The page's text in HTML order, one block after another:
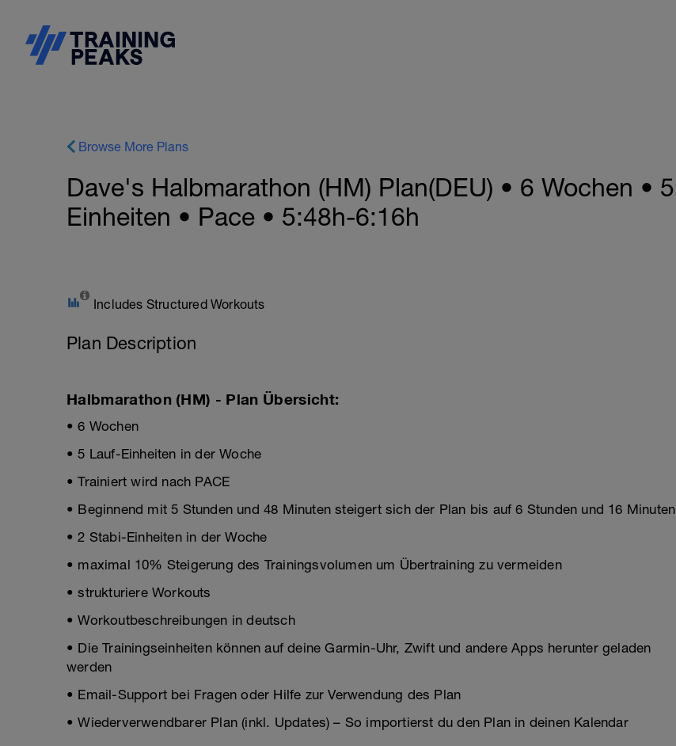
Browse More Plans
Dave's Halbmarathon (HM) Plan(DEU) • 6 Wochen • 5
Einheiten • Pace • 5:48h-6:16h
Includes Structured Workouts
Plan Description
Halbmarathon (HM) - Plan Übersicht:
• 6 Wochen
• 5 Lauf-Einheiten in der Woche
• Trainiert wird nach PACE
• Beginnend mit 5 Stunden und 48 Minuten steigert sich der Plan bis auf 6 Stunden und 16 Minuten
• 2 Stabi-Einheiten in der Woche
• maximal 10% Steigerung des Trainingsvolumen um Übertraining zu vermeiden
• strukturiere Workouts
• Workoutbeschreibungen in deutsch
• Die Trainingseinheiten können auf deine Garmin-Uhr, Zwift und andere Apps herunter geladen
werden
• Email-Support bei Fragen oder Hilfe zur Verwendung des Plan
• Wiederverwendbarer Plan (inkl. Updates) – So importierst du den Plan in deinen Kalendar